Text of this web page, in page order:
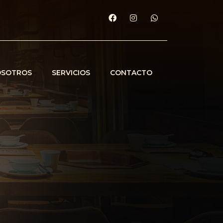
SERVICIOS CONTACTO